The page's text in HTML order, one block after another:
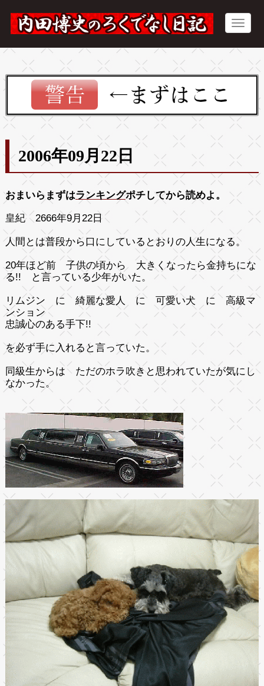
2006年09月22日
おまいらまずはランキングポチしてから読めよ。
皇紀 2666年9月22日
人間とは普段から口にしているとおりの人生になる。
20年ほど前 子供の頃から 大きくなったら金持ちにな
る!! と言っている少年がいた。
リムジン に 綺麗な愛人 に 可愛い犬 に 高級マ
ンション
忠誠心のある手下!!
を必ず手に入れると言っていた。
同級生からは ただのホラ吹きと思われていたが気にし
なかった。